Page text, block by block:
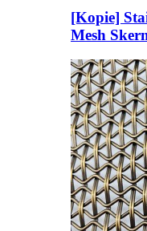
[Kopie]
Mesh